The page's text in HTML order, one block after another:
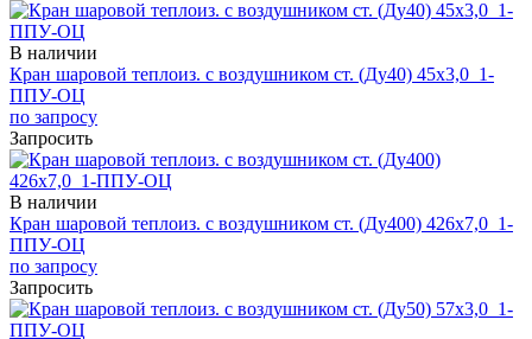
В наличии
Кран шаровой теплоиз. с воздушником ст. (Ду40) 45х3,0_1-
ППУ-ОЦ
по запросу
Запросить
В наличии
Кран шаровой теплоиз. с воздушником ст. (Ду400) 426х7,0_1-
ППУ-ОЦ
по запросу
Запросить